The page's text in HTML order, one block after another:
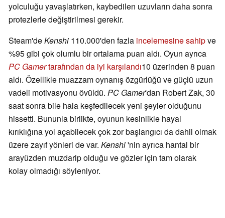
yolculuğu yavaşlatırken, kaybedilen uzuvların daha sonra
protezlerle değiştirilmesi gerekir.
Steam'deKenshi 110.000'den fazla incelemesine sahipve
%95 gibi çok olumlu bir ortalama puan aldı. Oyun ayrıca
PC Gamertarafından da iyi karşılandı10 üzerinden 8 puan
aldı. Özellikle muazzam oynanış özgürlüğü ve güçlü uzun
vadeli motivasyonu övüldü. PC Gamer'dan Robert Zak, 30
saat sonra bile hala keşfedilecek yeni şeyler olduğunu
hissetti. Bununla birlikte, oyunun kesinlikle hayal
kırıklığına yol açabilecek çok zor başlangıcı da dahil olmak
üzere zayıf yönleri de var. Kenshi'nin ayrıca hantal bir
arayüzden muzdarip olduğu ve gözler için tam olarak
kolay olmadığı söyleniyor.